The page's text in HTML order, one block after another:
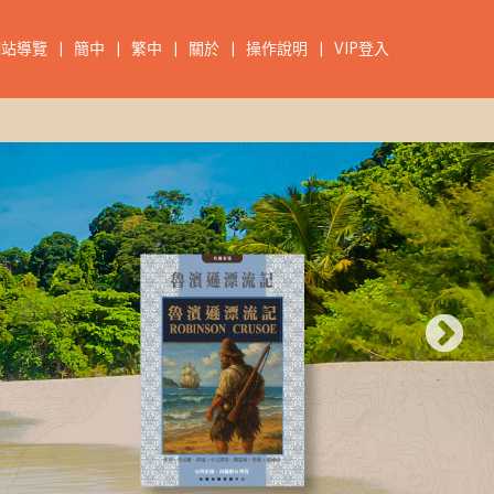
導覽 | 簡中 | 繁中 | 關於 | 操作說明 | VIP登入